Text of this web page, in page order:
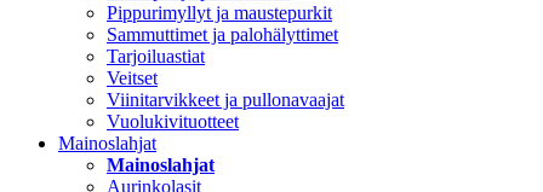
Pippurimyllyt ja maustepurkit
Sammuttimet ja palohälyttimet
Tarjoiluastiat
Veitset
Viinitarvikkeet ja pullonavaajat
Vuolukivituotteet
Mainoslahjat
Mainoslahjat
Aurinkolasit